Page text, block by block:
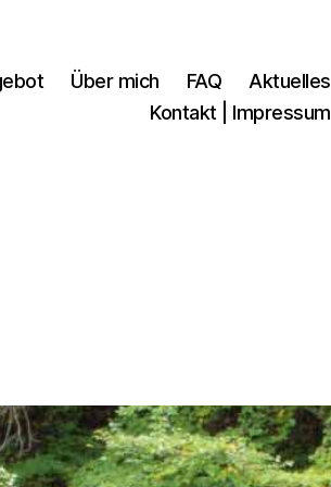
Über mich FAQ
Aktuelles
Kontakt | Impressum